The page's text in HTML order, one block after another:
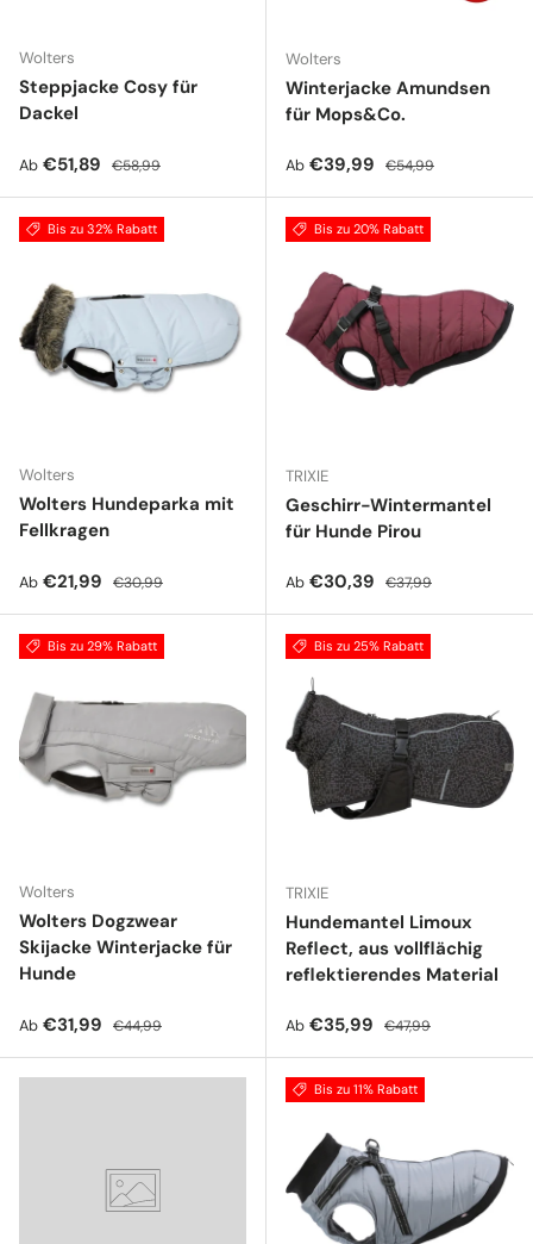
Wolters
Steppjacke Cosy für
Dackel
Verkaufspreis
Ab €51,89 Normaler Preis
€58,99
Wolters
Winterjacke Amundsen
für Mops&Co.
Verkaufspreis
Ab €39,99 Normaler Preis
€54,99
Bis zu 32% Rabatt
Wolters
Wolters Hundeparka mit
Fellkragen
Verkaufspreis
Ab €21,99 Normaler Preis
€30,99
Bis zu 20% Rabatt
TRIXIE
Geschirr-Wintermantel
für Hunde Pirou
Verkaufspreis
Ab €30,39 Normaler Preis
€37,99
Bis zu 29% Rabatt
Wolters
Wolters Dogzwear
Skijacke Winterjacke für
Hunde
Verkaufspreis
Ab €31,99 Normaler Preis
€44,99
Bis zu 25% Rabatt
TRIXIE
Hundemantel Limoux
Reflect, aus vollflächig
reflektierendes Material
Verkaufspreis
Ab €35,99 Normaler Preis
€47,99
Bis zu 11% Rabatt